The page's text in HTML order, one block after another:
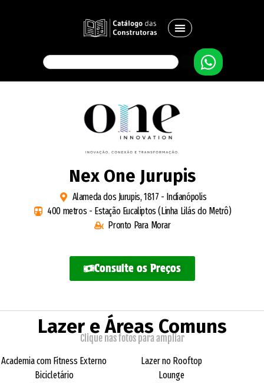
Nex One Jurupis
Alameda dos Jurupis, 1817 - Indianópolis
400 metros - Estação Eucaliptos (Linha Lilás do Metrô)
Pronto Para Morar
Consulte os Preços
Lazer e Áreas Comuns
Clique nas fotos para ampliar
Academia com Fitness Externo
Bicicletário
Lazer no Rooftop
Lounge